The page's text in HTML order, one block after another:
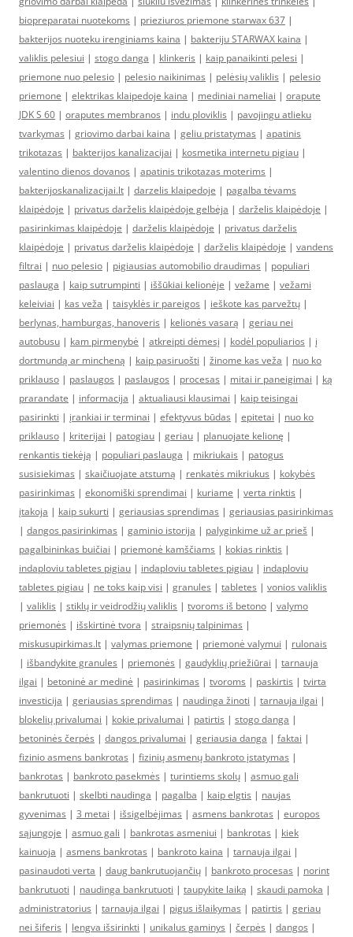
biopreparatai nuotekoms | prieziuros priemone starwax 637 |
bakterijos nuoteku irenginiams kaina | bakteriju STARWAX kaina |
valiklis pelesiui | stogo danga | klinkeris | kaip panaikinti pelesi |
priemone nuo pelesio | pelesio naikinimas | pelėsių valiklis | pelesio
priemone | elektrikas klaipedoje kaina | mediniai nameliai | orapute
JDK S 60 | oraputes membranos | indu ploviklis | pavojingu atlieku
tvarkymas | griovimo darbai kaina | geliu pristatymas | apatinis
trikotazas | bakterijos kanalizacijai | kosmetika internetu pigiau |
valentino dienos dovanos | apatinis trikotazas moterims |
bakterijoskanalizacijai.lt | darzelis klaipedoje | pagalba tėvams
klaipėdoje | privatus darželis klaipėdoje gelbėja | darželis klaipėdoje |
pasirinkimas klaipėdoje | darželis klaipėdoje | privatus darželis
klaipėdoje | privatus darželis klaipėdoje | darželis klaipėdoje | vandens
filtrai | nuo pelesio | pigiausias automobilio draudimas | populiari
paslauga | kaip sutrumpinti | iššūkiai kelionėje | vežame | vežami
keleiviai | kas veža | taisyklės ir pareigos | ieškote kas parvežtų |
berlynas, hamburgas, hanoveris | kelionės vasarą | geriau nei
autobusu | kam pirmenybė | atkreipti dėmesį | kodėl populiarios | į
dortmundą ar mincheną | kaip pasiruošti | žinome kas veža | nuo ko
priklauso | paslaugos | paslaugos | procesas | mitai ir paneigimai | ką
prarandate | informacija | aktualiausi klausimai | kaip teisingai
pasirinkti | įrankiai ir terminai | efektyvus būdas | epitetai | nuo ko
priklauso | kriterijai | patogiau | geriau | planuojate kelionę |
renkantis tiekėją | populiari paslauga | mikriukais | patogus
susisiekimas | skaičiuojate atstumą | renkatės mikriukus | kokybės
pasirinkimas | ekonomiški sprendimai | kuriame | verta rinktis |
įtakoja | kaip sukurti | geriausias sprendimas | geriausias pasirinkimas
| dangos pasirinkimas | gaminio istorija | palyginkime už ar prieš |
pagalbininkas buičiai | priemonė kamščiams | kokias rinktis |
indaploviu tabletes pigiau | indaploviu tabletes pigiau | indaploviu
tabletes pigiau | ne toks kaip visi | granules | tabletes | vonios valiklis
| valiklis | stiklų ir veidrodžių valiklis | tvoroms iš betono | valymo
priemonės | išskirtinė tvora | straipsnių talpinimas |
miskusupirkimas.lt | valymas priemone | priemonė valymui | rulonais
| išbandykite granules | priemonės | gaudyklių priežiūrai | tarnauja
ilgai | betoninė ar medinė | pasirinkimas | tvoroms | paskirtis | tvirta
investicija | geriausias sprendimas | naudinga žinoti | tarnauja ilgai |
blokelių privalumai | kokie privalumai | patirtis | stogo danga |
betoninės čerpės | dangos privalumai | geriausia danga | faktai |
fizinio asmens bankrotas | fizinių asmenų bankroto įstatymas |
bankrotas | bankroto pasekmės | turintiems skolų | asmuo gali
bankrutuoti | skelbti naudinga | pagalba | kaip elgtis | naujas
gyvenimas | 3 metai | išsigelbėjimas | asmens bankrotas | europos
sąjungoje | asmuo gali | bankrotas asmeniui | bankrotas | kiek
kainuoja | asmens bankrotas | bankroto kaina | tarnauja ilgai |
pasinaudoti verta | daug bankrutuojančių | bankroto procesas | norint
bankrutuoti | naudinga bankrutuoti | taupykite laiką | skaudi pamoka |
administratorius | tarnauja ilgai | pigus išlaikymas | patirtis | geriau
nei šiferis | lengva išsirinkti | unikalus gaminys | čerpės | dangos |